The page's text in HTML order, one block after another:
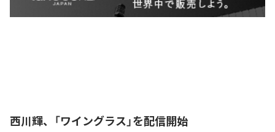
西川輝、「ワイングラス」を配信開始